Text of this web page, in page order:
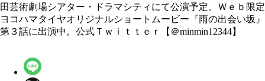
田芸術劇場シアター・ドラマシティにて公演予定。Ｗｅｂ限定
ヨコハマタイヤオリジナルショートムービー『雨の出会い坂』
第３話に出演中。公式Ｔｗｉｔｔｅｒ【＠minmin12344】